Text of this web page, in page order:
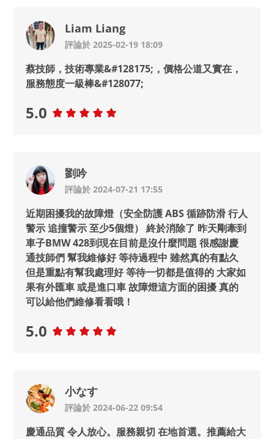
Liam Liang
評論於 2025-02-19 18:09
蔡技師，技術專業&#128175;，價格公道又實在，
服務態度一級棒&#128077;
5.0
劉吟
評論於 2024-07-21 17:55
近期困擾我的故障燈（安全防護 ABS 循跡防滑 行人
警示 追撞警示 至少5個燈） 終於消除了 昨天剛牽到
車子BMW 428到現在目前是沒什麼問題 很感謝慶
通技師們 幫我維修好 等待過程中 雖然真的有點久
但是重點有幫我處理好 等待一切都是值得的 大家如
果有外匯車 或是進口車 故障燈這方面的困擾 真的
可以給他們維修看看哦！
5.0
小なす
評論於 2024-06-22 09:54
慶通品質 令人放心。服務親切 在地首選。推薦給大